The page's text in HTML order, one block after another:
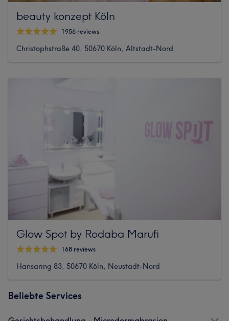
beauty konzept Köln
1956 reviews
Christophstraße 40, 50670 Köln, Altstadt-Nord
Glow Spot by Rodaba Marufi
168 reviews
Hansaring 83, 50670 Köln, Neustadt-Nord
Beliebte Services